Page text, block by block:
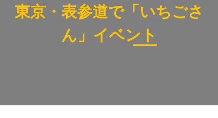
東京・表参道で「いちごさ
ん」イベント